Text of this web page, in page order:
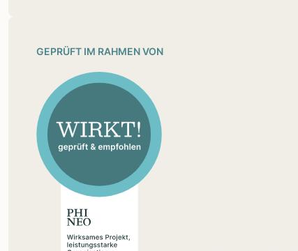
GEPRÜFT IM RAHMEN VON